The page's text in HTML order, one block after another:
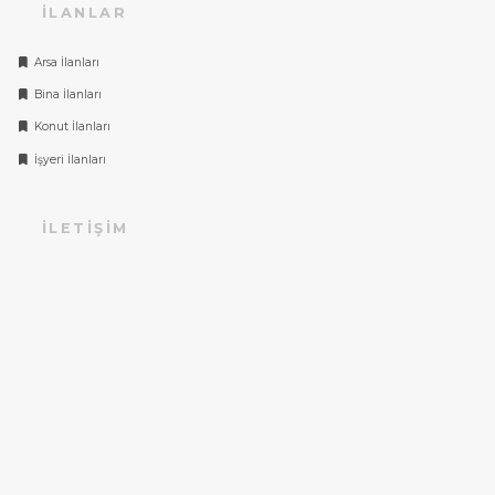
İLANLAR
Arsa İlanları
Bina İlanları
Konut İlanları
İşyeri İlanları
İLETIŞIM